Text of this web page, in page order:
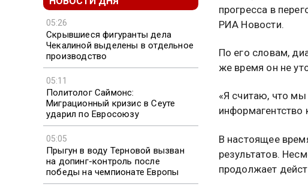
05:26
Скрывшиеся фигуранты дела
Чекалиной выделены в отдельное
производство
05:11
Политолог Саймонс:
Миграционный кризис в Сеуте
ударил по Евросоюзу
05:05
Прыгун в воду Терновой вызван
на допинг-контроль после
победы на чемпионате Европы
прогресса в
РИА Новости.
По его словам,
же время он не
«Я считаю, что мы
информагентство
В настоящее
результатов.
продолжает